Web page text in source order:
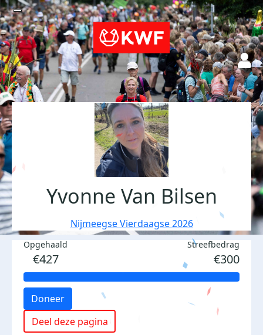
Yvonne Van Bilsen
Nijmeegse Vierdaagse 2026
Opgehaald
€427
Streefbedrag
€300
Doneer
Deel deze pagina